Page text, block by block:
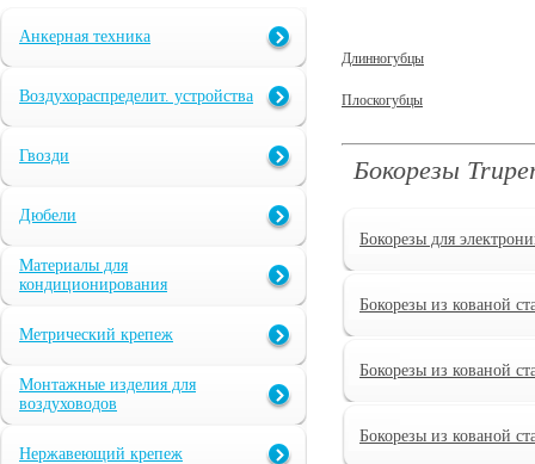
Анкерная техника
Воздухораспределит. устройства
Гвозди
Дюбели
Материалы для
кондиционирования
Метрический крепеж
Монтажные изделия для
воздуховодов
Нержавеющий крепеж
Длинногубцы
Плоскогубцы
Бокорезы
Бокорезы для
Бокорезы из кованой
Бокорезы из кованой
Бокорезы из кованой